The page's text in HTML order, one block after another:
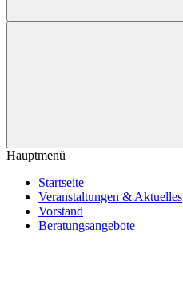
Hauptmenü
Startseite
Veranstaltungen & Aktuelles
Vorstand
Beratungsangebote